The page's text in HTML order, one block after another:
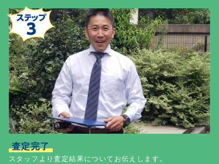
査定完了
スタッフより査定結果についてお伝えします。